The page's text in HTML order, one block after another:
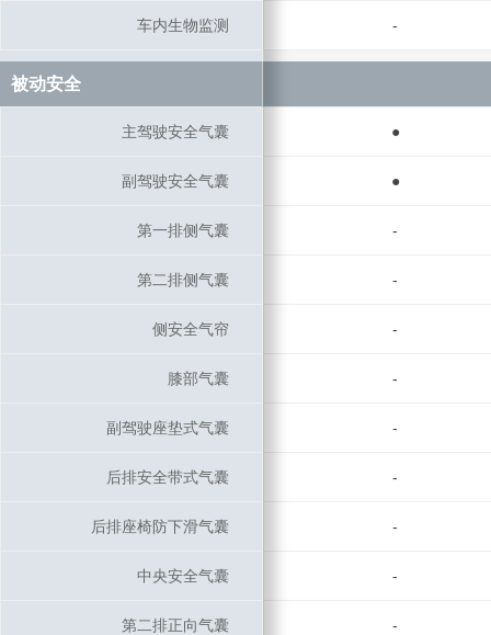
车内生物监测 -
被动安全
主驾驶安全气囊 ●
副驾驶安全气囊 ●
第一排侧气囊 -
第二排侧气囊 -
侧安全气帘 -
膝部气囊 -
副驾驶座垫式气囊 -
后排安全带式气囊 -
后排座椅防下滑气囊 -
中央安全气囊 -
第二排正向气囊 -
车内生物监测
被动安全
主驾驶安全气囊
副驾驶安全气囊
第一排侧气囊
第二排侧气囊
侧安全气帘
膝部气囊
副驾驶座垫式气囊
后排安全带式气囊
后排座椅防下滑气囊
中央安全气囊
第二排正向气囊